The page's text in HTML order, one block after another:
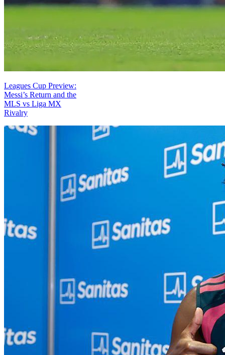
Leagues Cup Preview:
Messi’s Return and the
MLS vs Liga MX
Rivalry